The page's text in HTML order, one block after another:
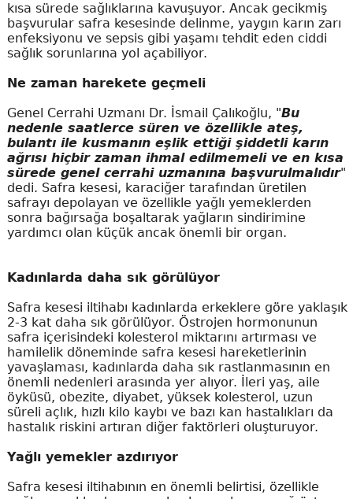
kısa sürede sağlıklarına kavuşuyor. Ancak gecikmiş
başvurular safra kesesinde delinme, yaygın karın zarı
enfeksiyonu ve sepsis gibi yaşamı tehdit eden ciddi
sağlık sorunlarına yol açabiliyor.
Ne zaman harekete geçmeli
Genel Cerrahi Uzmanı Dr. İsmail Çalıkoğlu, "Bu
nedenle saatlerce süren ve özellikle ateş,
bulantı ile kusmanın eşlik ettiği şiddetli karın
ağrısı hiçbir zaman ihmal edilmemeli ve en kısa
sürede genel cerrahi uzmanına başvurulmalıdır"
dedi. Safra kesesi, karaciğer tarafından üretilen
safrayı depolayan ve özellikle yağlı yemeklerden
sonra bağırsağa boşaltarak yağların sindirimine
yardımcı olan küçük ancak önemli bir organ.
Kadınlarda daha sık görülüyor
Safra kesesi iltihabı kadınlarda erkeklere göre yaklaşık
2-3 kat daha sık görülüyor. Östrojen hormonunun
safra içerisindeki kolesterol miktarını artırması ve
hamilelik döneminde safra kesesi hareketlerinin
yavaşlaması, kadınlarda daha sık rastlanmasının en
önemli nedenleri arasında yer alıyor. İleri yaş, aile
öyküsü, obezite, diyabet, yüksek kolesterol, uzun
süreli açlık, hızlı kilo kaybı ve bazı kan hastalıkları da
hastalık riskini artıran diğer faktörleri oluşturuyor.
Yağlı yemekler azdırıyor
Safra kesesi iltihabının en önemli belirtisi, özellikle